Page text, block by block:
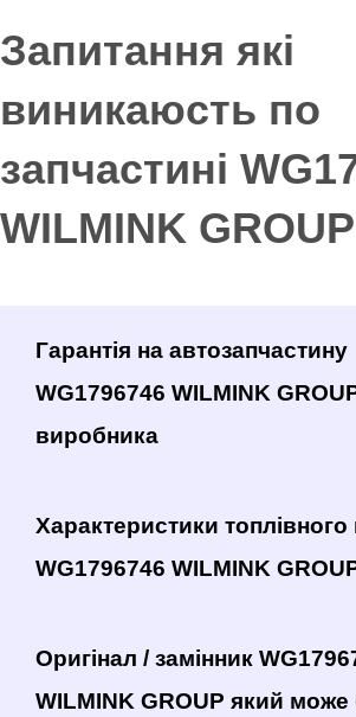
Запитання які
виникаюсть по
запчастині
WILMINK GROUP
Гарантія на автозапчастину
WG1796746 WILMINK
виробника
Характеристики топлівного
WG1796746 WILMINK
Оригінал / замінник
WILMINK GROUP який може